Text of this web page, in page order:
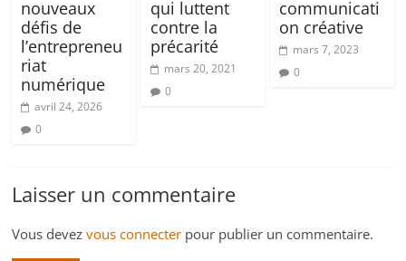
nouveaux
défis de
l’entrepreneu
riat
numérique
avril 24, 2026
0
qui luttent
contre la
précarité
mars 20, 2021
0
communicati
on créative
mars 7, 2023
0
Laisser un commentaire
Vous devezvous connecter pour publier un commentaire.